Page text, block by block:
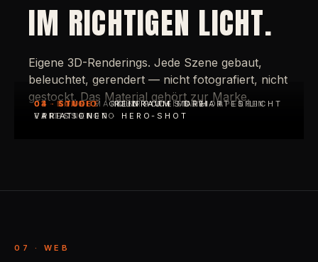
IM RICHTIGEN LICHT.
Eigene 3D-Renderings. Jede Szene gebaut,
beleuchtet, gerendert — nicht fotografiert, nicht
gestockt. Das Material gehört zur Marke.
01 · BARMARMOR · WHISKEY · APELSIN
TRIO
02 · LOUNGEKINFOLK · MARMOR · DREI
EDITIONEN
03 · STAGEGOLD PODEST · HARTES LICHT
· PRESSEFOTO
04 · STUDIOREINRAUM · DREI
VARIATIONEN · HERO-SHOT
07 · WEB